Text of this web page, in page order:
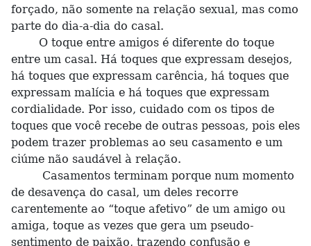
forçado, não somente na relação sexual, mas como
parte do dia-a-dia do casal.
O toque entre amigos é diferente do toque
entre um casal. Há toques que expressam desejos,
há toques que expressam carência, há toques que
expressam malícia e há toques que expressam
cordialidade. Por isso, cuidado com os tipos de
toques que você recebe de outras pessoas, pois eles
podem trazer problemas ao seu casamento e um
ciúme não saudável à relação.
Casamentos terminam porque num momento
de desavença do casal, um deles recorre
carentemente ao “toque afetivo” de um amigo ou
amiga, toque as vezes que gera um pseudo-
sentimento de paixão, trazendo confusão e